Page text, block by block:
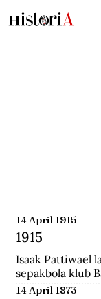
14 April 1915
1915
Isaak Pattiwael
sepakbola klub
dalam Piala
14 April 1873